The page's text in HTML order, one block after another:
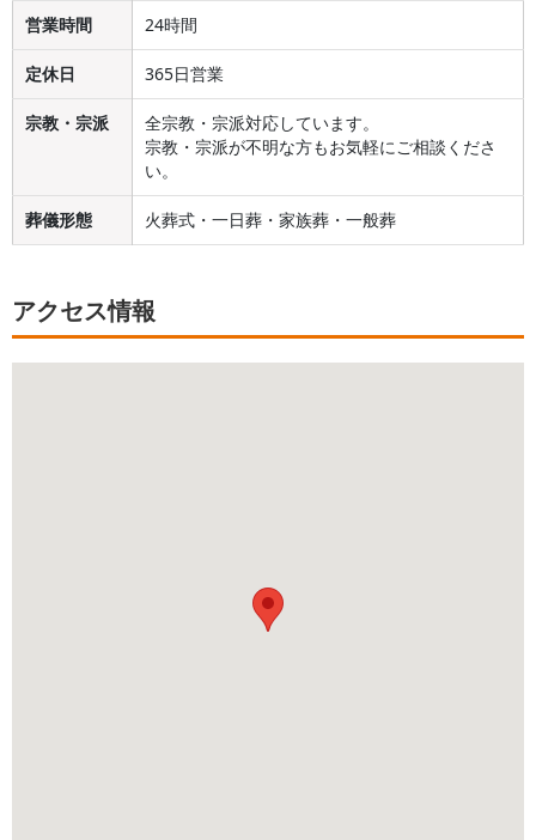
営業時間 24時間
定休日 365日営業
宗教・宗派
全宗教・宗派対応しています。
宗教・宗派が不明な方もお気軽にご相談くださ
い。
葬儀形態 火葬式・一日葬・家族葬・一般葬
アクセス情報